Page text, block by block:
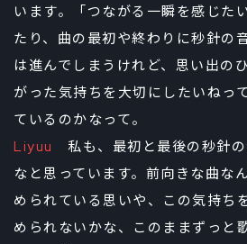
います。「つながる一瞬を感じた
たり、曲の最初や終わりに秒針の
は進んでしまうけれど、思い出の
がった気持ちを大切にしたいねっ
ているのかなって。
Liyuu
私も、最初と最後の秒針
なと思っています。前向きな曲な
められている思いや、この気持ち
められないかな、このままずっと